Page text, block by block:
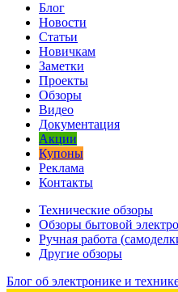
Блог
Новости
Статьи
Новичкам
Заметки
Проекты
Обзоры
Видео
Документация
Акции
Купоны
Реклама
Контакты
Технические обзоры
Обзоры бытовой
Ручная работа
Другие обзоры
Блог об электронике и